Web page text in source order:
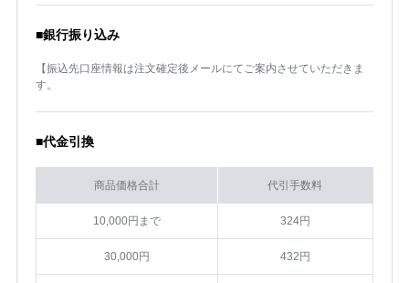
■銀行振り込み
【振込先口座情報は注文確定後メールにてご案内させていただきま
す。
■代金引換
商品価格合計 代引手数料
10,000円まで 324円
30,000円 432円